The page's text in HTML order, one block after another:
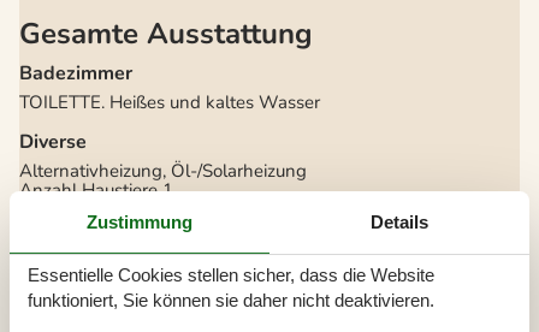
Gesamte Ausstattung
Badezimmer
TOILETTE. Heißes und kaltes Wasser
Diverse
Alternativheizung, Öl-/Solarheizung
Anzahl Haustiere 1
Anzahl Hochstühle
1972
Baumaterial: Holz
Blick ins Grüne
ECO, Ladegerät für Elektrofahrzeuge
EL exkl.
Zustimmung Details
Essentielle Cookies stellen sicher, dass die Website
funktioniert, Sie können sie daher nicht deaktivieren.